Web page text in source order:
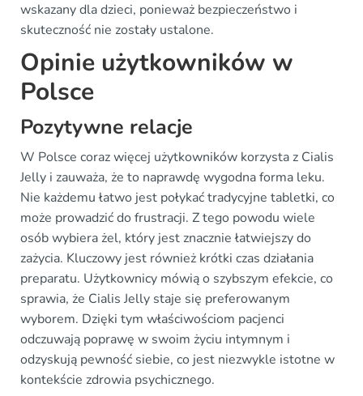
wskazany dla dzieci, ponieważ bezpieczeństwo i
skuteczność nie zostały ustalone.
Opinie użytkowników w
Polsce
Pozytywne relacje
W Polsce coraz więcej użytkowników korzysta z Cialis
Jelly i zauważa, że to naprawdę wygodna forma leku.
Nie każdemu łatwo jest połykać tradycyjne tabletki, co
może prowadzić do frustracji. Z tego powodu wiele
osób wybiera żel, który jest znacznie łatwiejszy do
zażycia. Kluczowy jest również krótki czas działania
preparatu. Użytkownicy mówią o szybszym efekcie, co
sprawia, że Cialis Jelly staje się preferowanym
wyborem. Dzięki tym właściwościom pacjenci
odczuwają poprawę w swoim życiu intymnym i
odzyskują pewność siebie, co jest niezwykle istotne w
kontekście zdrowia psychicznego.